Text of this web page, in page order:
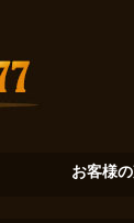
る至高のクロノグラフ
お客様